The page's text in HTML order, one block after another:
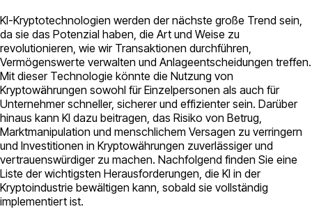
KI-Kryptotechnologien werden der nächste große Trend sein,
da sie das Potenzial haben, die Art und Weise zu
revolutionieren, wie wir Transaktionen durchführen,
Vermögenswerte verwalten und Anlageentscheidungen treffen.
Mit dieser Technologie könnte die Nutzung von
Kryptowährungen sowohl für Einzelpersonen als auch für
Unternehmer schneller, sicherer und effizienter sein. Darüber
hinaus kann KI dazu beitragen, das Risiko von Betrug,
Marktmanipulation und menschlichem Versagen zu verringern
und Investitionen in Kryptowährungen zuverlässiger und
vertrauenswürdiger zu machen. Nachfolgend finden Sie eine
Liste der wichtigsten Herausforderungen, die KI in der
Kryptoindustrie bewältigen kann, sobald sie vollständig
implementiert ist.